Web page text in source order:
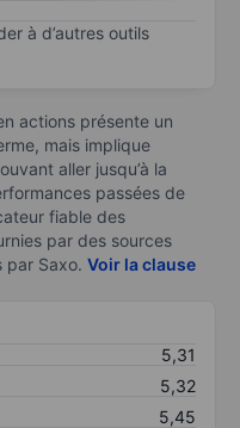
à d’autres outils
actions présente un
mais implique
aller jusqu’à la
passées de
fiable des
par des sources
par Saxo. Voir la clause
5,31
5,32
5,45